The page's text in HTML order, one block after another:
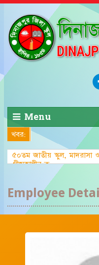
Menu
খবর:
৫০তম জাতীয় স্কুল, মাদরাসা ও
গ্রীষ্মকালীন ক্রীড়া প্রতিযো
Employee